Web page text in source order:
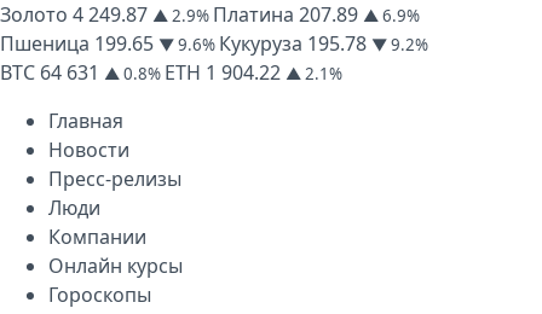
Золото 4 249.87 ▲ 2.9% Платина 207.89 ▲ 6.9%
Пшеница 199.65 ▼ 9.6% Кукуруза 195.78 ▼ 9.2%
BTC 64 631 ▲ 0.8% ETH 1 904.22 ▲ 2.1%
Главная
Новости
Пресс-релизы
Люди
Компании
Онлайн курсы
Гороскопы